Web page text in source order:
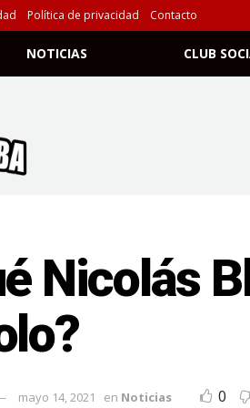
Política de privacidad Contacto
NOTICIAS CLUB
Nicolás
mayo 14, 2021 en Noticias 0